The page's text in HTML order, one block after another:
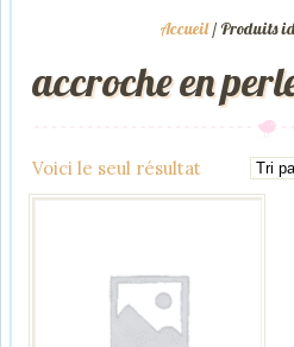
Accueil/ Produits
accroche en
Voici le seul résultat